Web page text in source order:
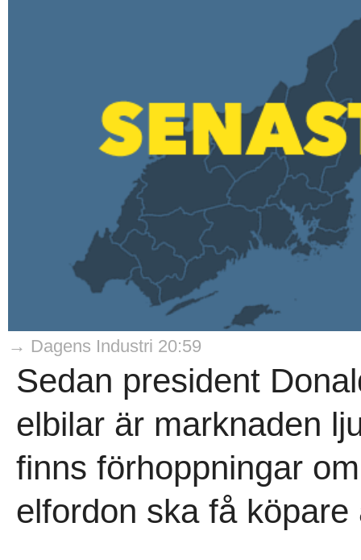
→ Dagens Industri 20:59
Sedan president
elbilar är marknaden
finns förhoppningar
elfordon ska få